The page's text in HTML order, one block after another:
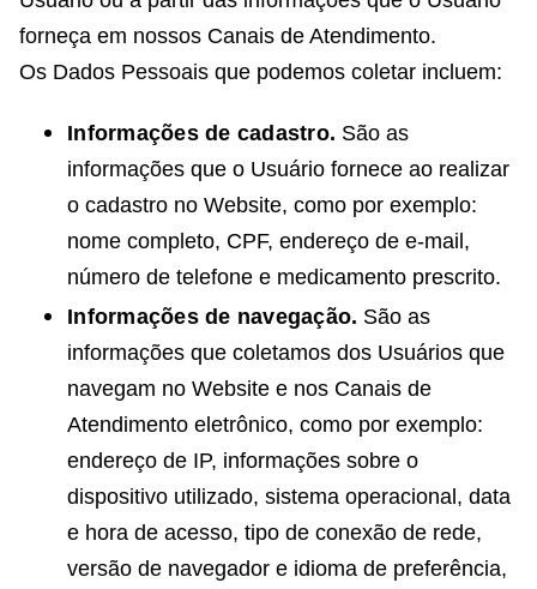
forneça em nossos Canais de Atendimento.
Os Dados Pessoais que podemos coletar incluem:
Informações de cadastro. São as
informações que o Usuário fornece ao realizar
o cadastro no Website, como por exemplo:
nome completo, CPF, endereço de e-mail,
número de telefone e medicamento prescrito.
Informações de navegação. São as
informações que coletamos dos Usuários que
navegam no Website e nos Canais de
Atendimento eletrônico, como por exemplo:
endereço de IP, informações sobre o
dispositivo utilizado, sistema operacional, data
e hora de acesso, tipo de conexão de rede,
versão de navegador e idioma de preferência,